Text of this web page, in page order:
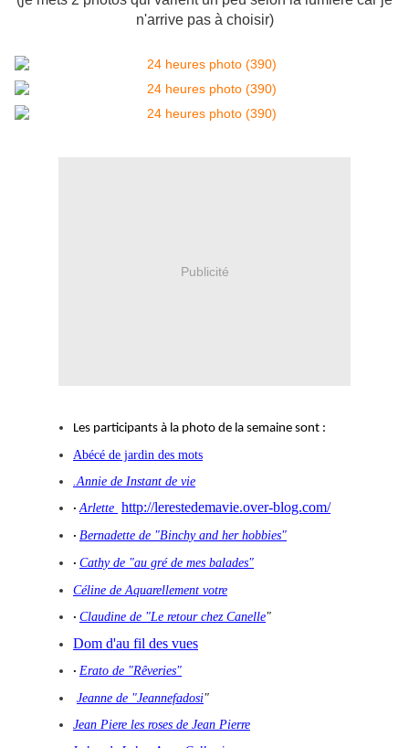
n'arrive pas à choisir)
Publicité
Les participants à la photo de la semaine sont :
Abécé de jardin des mots
.Annie de Instant de vie
·Arlette http://lerestedemavie.over-blog.com/
· Bernadette de "Binchy and her hobbies"
· Cathy de "au gré de mes balades"
Céline de Aquarellement votre
· Claudine de "Le retour chez Canelle"
Dom d'au fil des vues
· Erato de "Rêveries"
Jeanne de "Jeannefadosi"
Jean Piere les roses de Jean Pierre